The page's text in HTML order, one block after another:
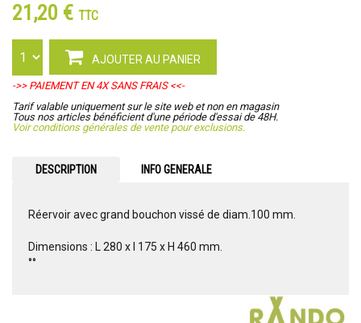
21,20 € TTC
AJOUTER AU PANIER
->> PAIEMENT EN 4X SANS FRAIS <<-
Tarif valable uniquement sur le site web et non en magasin
Tous nos articles bénéficient d'une période d'essai de 48H.
Voir conditions générales de vente pour exclusions.
DESCRIPTION INFO GENERALE
Réervoir avec grand bouchon vissé de diam.100 mm.
Dimensions : L 280 x l 175 x H 460 mm.
°°